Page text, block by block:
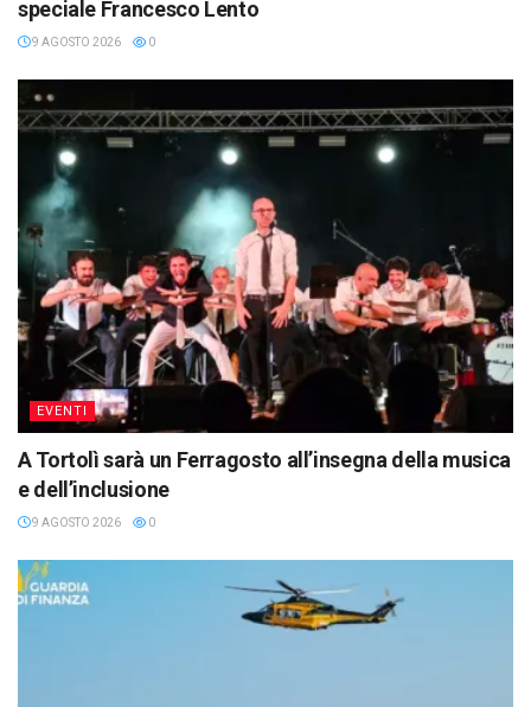
speciale Francesco Lento
9 AGOSTO 2026 0
EVENTI
A Tortolì sarà un Ferragosto all’insegna della musica
e dell’inclusione
9 AGOSTO 2026 0